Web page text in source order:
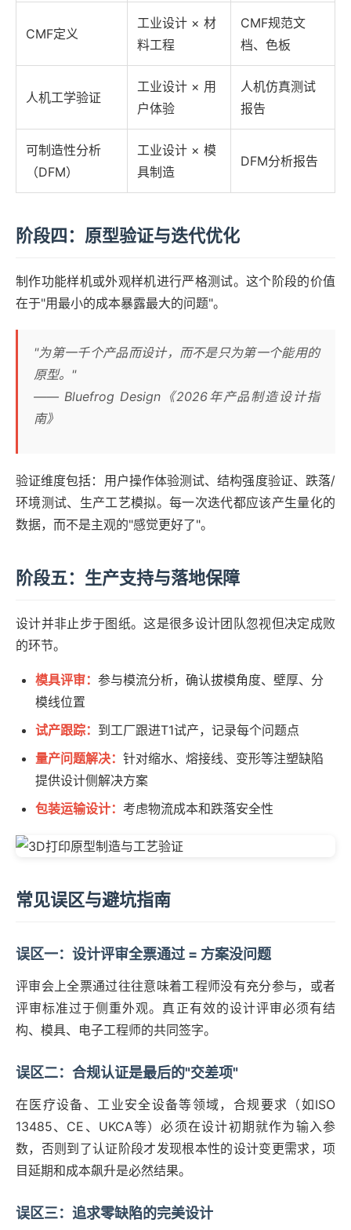
CMF定义
工业设计 × 材
料工程
CMF规范文
档、色板
人机工学验证
工业设计 × 用
户体验
人机仿真测试
报告
可制造性分析
（DFM）
工业设计 × 模
具制造
DFM分析报告
阶段四：原型验证与迭代优化
制作功能样机或外观样机进行严格测试。这个阶段的价值
在于"用最小的成本暴露最大的问题"。
"为第一千个产品而设计，而不是只为第一个能用的
原型。"
—— Bluefrog Design《2026年产品制造设计指
南》
验证维度包括：用户操作体验测试、结构强度验证、跌落/
环境测试、生产工艺模拟。每一次迭代都应该产生量化的
数据，而不是主观的"感觉更好了"。
阶段五：生产支持与落地保障
设计并非止步于图纸。这是很多设计团队忽视但决定成败
的环节。
模具评审： 参与模流分析，确认拔模角度、壁厚、分
模线位置
试产跟踪： 到工厂跟进T1试产，记录每个问题点
量产问题解决： 针对缩水、熔接线、变形等注塑缺陷
提供设计侧解决方案
包装运输设计： 考虑物流成本和跌落安全性
常见误区与避坑指南
误区一：设计评审全票通过 = 方案没问题
评审会上全票通过往往意味着工程师没有充分参与，或者
评审标准过于侧重外观。真正有效的设计评审必须有结
构、模具、电子工程师的共同签字。
误区二：合规认证是最后的"交差项"
在医疗设备、工业安全设备等领域，合规要求（如ISO
13485、CE、UKCA等）必须在设计初期就作为输入参
数，否则到了认证阶段才发现根本性的设计变更需求，项
目延期和成本飙升是必然结果。
误区三：追求零缺陷的完美设计